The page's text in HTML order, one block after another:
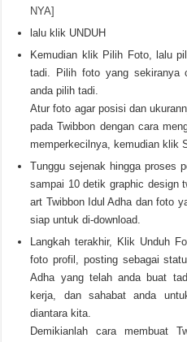
NYA]
lalu klik UNDUH
Kemudian klik Pilih Foto, lalu
tadi. Pilih foto yang sekiranya
anda pilih tadi.
Atur foto agar posisi dan
pada Twibbon dengan cara
memperkecilnya, kemudian klik
Tunggu sejenak hingga proses
sampai 10 detik graphic design
art Twibbon Idul Adha dan foto
siap untuk di-download.
Langkah terakhir, Klik Unduh
foto profil, posting sebagai
Adha yang telah anda buat
kerja, dan sahabat anda
diantara kita.
Demikianlah cara membuat